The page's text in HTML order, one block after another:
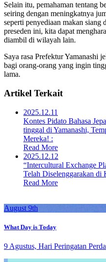
Selain itu, pemahaman tentang
seiring dengan meningkatnya
seperti penyediaan makan siang
preseden ini, kita dapat
diambil di wilayah lain.
Saya rasa Prefektur Yamanashi
bagi orang-orang yang ingin
lama.
Artikel Terkait
2025.12.11
Kontes Pidato Bahasa
tinggal di Yamanashi,
Mereka! :
Read More
2025.12.12
“Intercultural Exchange
Telah Diselenggarakan di
Read More
August 9th
What Day is Today
9 Agustus, Hari Peringatan